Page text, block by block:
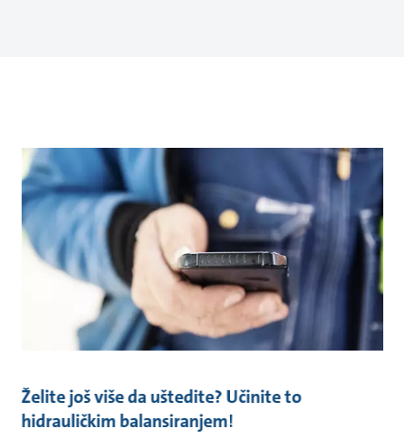
Želite još više da uštedite? Učinite to
hidrauličkim balansiranjem!